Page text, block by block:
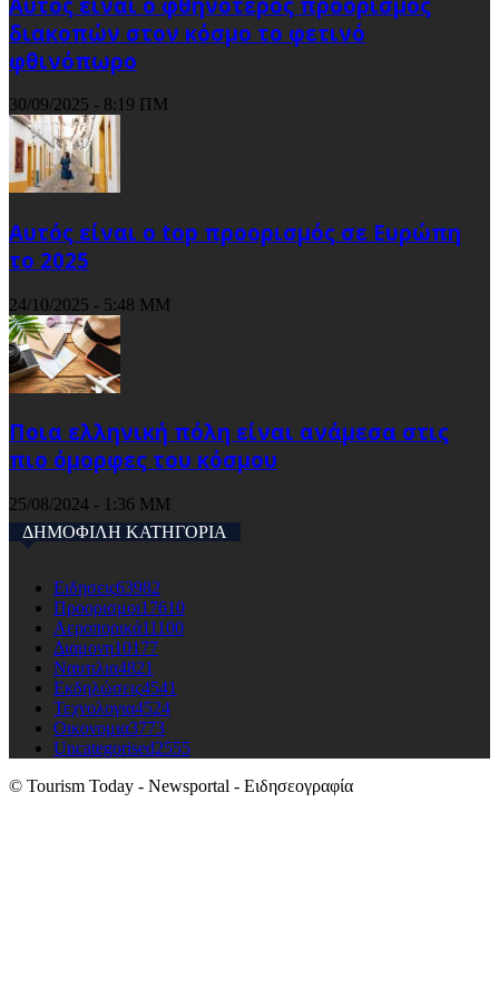
διακοπών στον κόσμο το φετινό
φθινόπωρο
30/09/2025 - 8:19 ΠΜ
Αυτός είναι ο top προορισμός σε Ευρώπη
το 2025
24/10/2025 - 5:48 ΜΜ
Ποια ελληνική πόλη είναι ανάμεσα στις
πιο όμορφες του κόσμου
25/08/2024 - 1:36 ΜΜ
ΔΗΜΟΦΙΛΗ ΚΑΤΗΓΟΡΙΑ
Ειδησεις63982
Προορισμοι17610
Αεροπορικά11100
Διαμονη10177
Ναυτιλια4821
Εκδηλώσεις4541
Τεχνολογια4524
Οικονομια3773
Uncategorised2555
© Tourism Today - Newsportal - Ειδησεογραφία